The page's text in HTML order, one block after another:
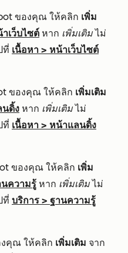
ของคุณ ให้คลิก เพิ่ม
เว็บไซต์ หาก เพิ่มเติมไม่
ที่ เนื้อหา > หน้าเว็บไซต์
ของคุณ ให้คลิก เพิ่มเติม
ดิ้ง หาก เพิ่มเติมไม่
ที่ เนื้อหา > หน้าแลนดิ้ง
ของคุณ ให้คลิก เพิ่ม
นความรู้ หาก เพิ่มเติมไม่
ที่ บริการ > ฐานความรู้
งคุณ ให้คลิก เพิ่มเติม จาก